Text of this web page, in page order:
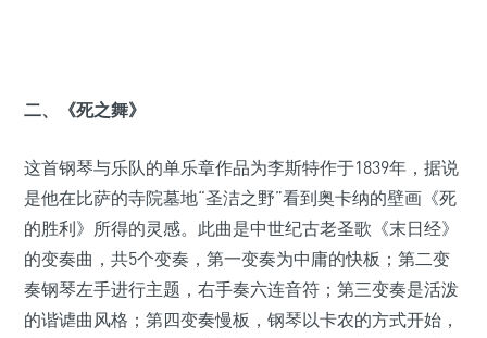
二、《死之舞》
这首钢琴与乐队的单乐章作品为李斯特作于1839年，据说
是他在比萨的寺院墓地“圣洁之野”看到奥卡纳的壁画《死
的胜利》所得的灵感。此曲是中世纪古老圣歌《末日经》
的变奏曲，共5个变奏，第一变奏为中庸的快板；第二变
奏钢琴左手进行主题，右手奏六连音符；第三变奏是活泼
的谐谑曲风格；第四变奏慢板，钢琴以卡农的方式开始，